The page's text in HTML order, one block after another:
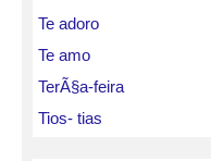
Te adoro
Te amo
TerÃ§a-feira
Tios- tias